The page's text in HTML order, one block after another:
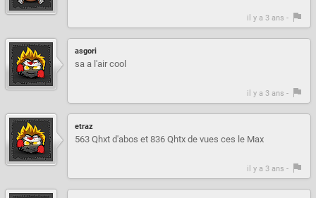
il y a 3 ans -
asgori
sa a l'air cool
il y a 3 ans -
etraz
563 Qhxt d'abos et 836 Qhtx de vues ces le Max
il y a 3 ans -